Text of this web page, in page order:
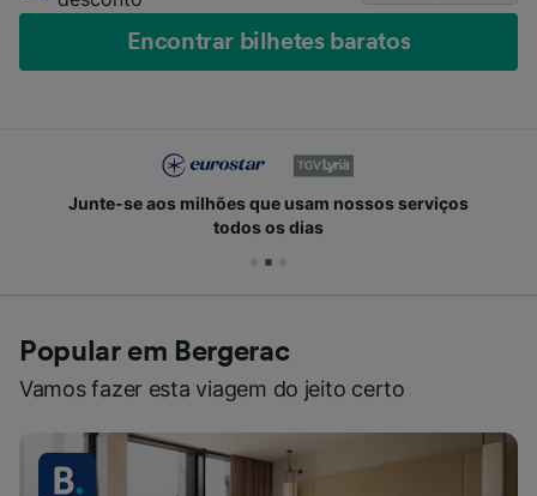
Encontrar bilhetes baratos
Junte-se aos milhões que usam nossos serviços
todos os dias
Popular em Bergerac
Vamos fazer esta viagem do jeito certo